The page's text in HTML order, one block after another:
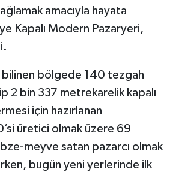
amacıyla hayata
Kapalı Modern Pazaryeri,
bilinen bölgede 140 tezgah
2 bin 337 metrekarelik kapalı
için hazırlanan
üretici olmak üzere 69
meyve satan pazarcı olmak
bugün yeni yerlerinde ilk